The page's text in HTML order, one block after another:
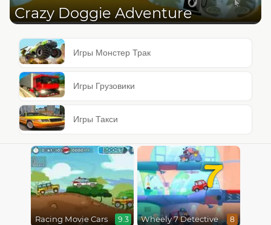
Crazy Doggie Adventure
Игры Монстер Трак
Игры Грузовики
Игры Такси
Racing Movie Cars 9.3
7
Wheely 7 Detective 8